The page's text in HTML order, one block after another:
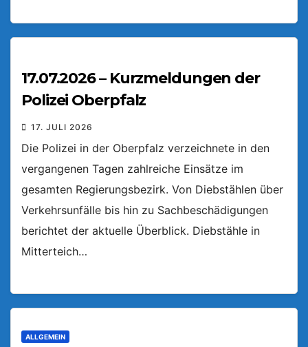
17.07.2026 – Kurzmeldungen der
Polizei Oberpfalz
17. JULI 2026
Die Polizei in der Oberpfalz verzeichnete in den
vergangenen Tagen zahlreiche Einsätze im
gesamten Regierungsbezirk. Von Diebstählen über
Verkehrsunfälle bis hin zu Sachbeschädigungen
berichtet der aktuelle Überblick. Diebstähle in
Mitterteich…
ALLGEMEIN